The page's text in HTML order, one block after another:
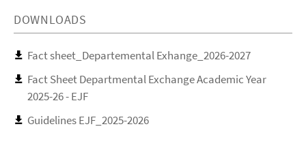
DOWNLOADS
Fact sheet_Departemental Exhange_2026-2027
Fact Sheet Departmental Exchange Academic Year
2025-26 - EJF
Guidelines EJF_2025-2026